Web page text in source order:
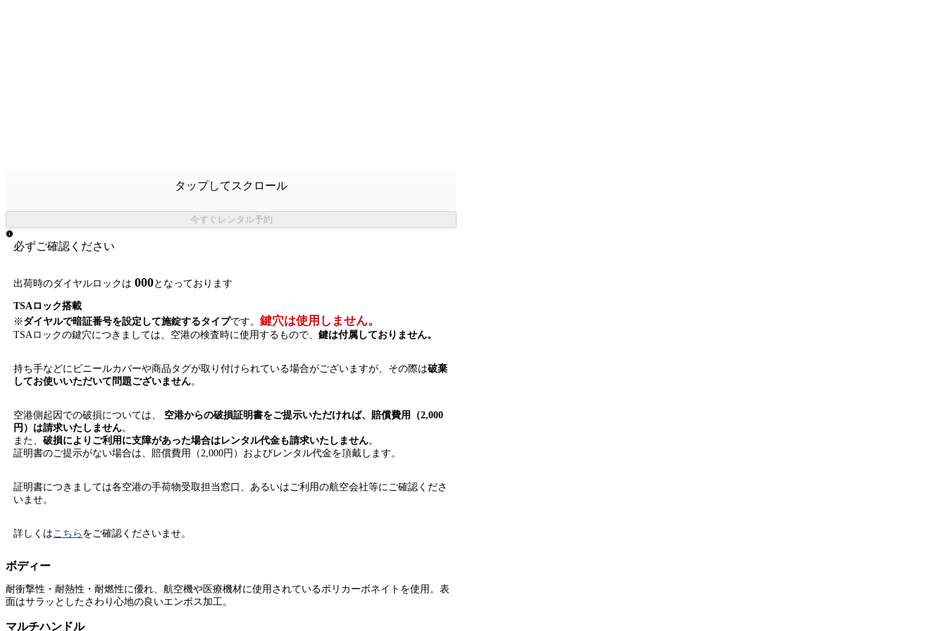
タップしてスクロール
今すぐレンタル予約
必ずご確認ください
出荷時のダイヤルロックは000となっております
TSAロック搭載
※ ダイヤルで暗証番号を設定して施錠するタイプです。鍵穴は使用しません。
TSAロックの鍵穴につきましては、空港の検査時に使用するもので、鍵は付属しておりません。
持ち手などにビニールカバーや商品タグが取り付けられている場合がございますが、その際は破棄
してお使いいただいて問題ございません。
空港側起因での破損については、 空港からの破損証明書をご提示いただければ、賠償費用（2,000
円）は請求いたしません。
また、破損によりご利用に支障があった場合はレンタル代金も請求いたしません。
証明書のご提示がない場合は、賠償費用（2,000円）およびレンタル代金を頂戴します。
証明書につきましては各空港の手荷物受取担当窓口、あるいはご利用の航空会社等にご確認くださ
いませ。
詳しくは こちら をご確認くださいませ。
ボディー
耐衝撃性・耐熱性・耐燃性に優れ、航空機や医療機材に使用されているポリカーボネイトを使用。表
面はサラッとしたさわり心地の良いエンボス加工。
マルチハンドル